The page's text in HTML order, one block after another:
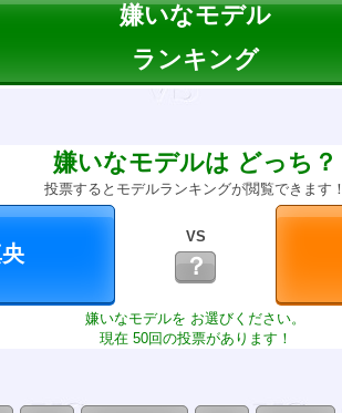
嫌いなモデル
ランキング
嫌いなモデルは どっち？
投票するとモデルランキングが閲覧できます！
VS
？
嫌いなモデルを お選びください。
現在 50回の投票があります！